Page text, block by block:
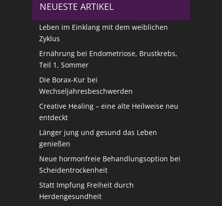
NEUESTE ARTIKEL
Leben im Einklang mit dem weiblichen
Zyklus
Ernährung bei Endometriose, Brustkrebs,
Teil 1, Sommer
Die Borax-Kur bei
Wechseljahresbeschwerden
Creative Healing – eine alte Heilweise neu
entdeckt
Länger jung und gesund das Leben
genießen
Neue hormonfreie Behandlungsoption bei
Scheidentrockenheit
Statt Impfung Freiheit durch
Herdengesundheit